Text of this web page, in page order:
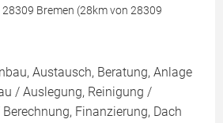
28309 Bremen (28km von 28309
Austausch, Beratung, Anlage
/ Auslegung, Reinigung /
Finanzierung, Dach